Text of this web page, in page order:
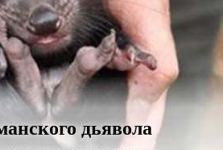
дьявола